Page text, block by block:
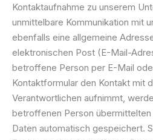
Kontaktaufnahme zu unserem
unmittelbare Kommunikation mit
ebenfalls eine allgemeine
elektronischen Post (E-Mail-
betroffene Person per E-Mail
Kontaktformular den Kontakt mit
Verantwortlichen aufnimmt,
betroffenen Person
Daten automatisch gespeichert.